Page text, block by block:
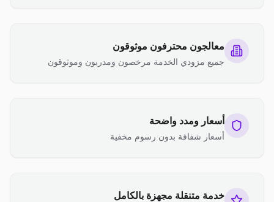
معالجون محترفون موثوقون
جميع مزودي الخدمة مرخصون ومدربون وموثوقون
أسعار ومدد واضحة
أسعار شفافة بدون رسوم مخفية
خدمة متنقلة مجهزة بالكامل